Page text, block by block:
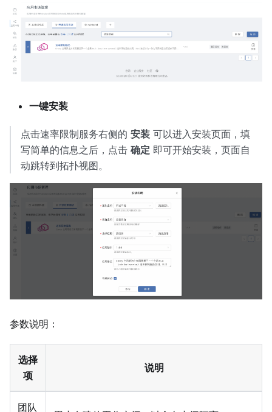
一键安装
点击速率限制服务右侧的 安装 可以进入安装页面，填
写简单的信息之后，点击 确定 即可开始安装，页面自
动跳转到拓扑视图。
参数说明：
选择
项
说明
团队